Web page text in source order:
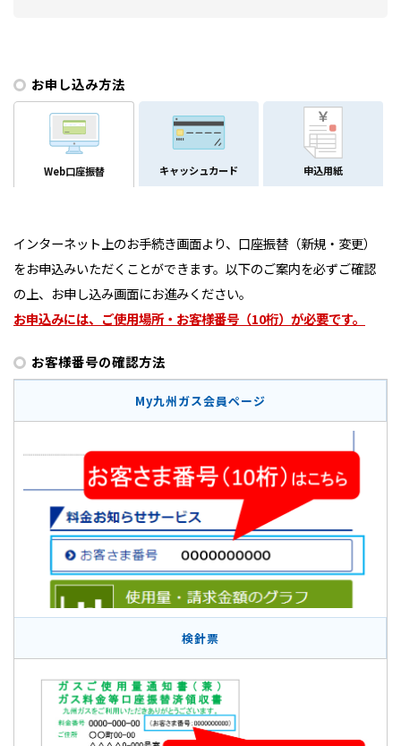
お申し込み方法
Web口座振替 キャッシュカード 申込用紙
インターネット上のお手続き画面より、口座振替（新規・変更）
をお申込みいただくことができます。 以下のご案内を必ずご確認
の上、お申し込み画面にお進みください。
お申込みには、ご使用場所・お客様番号（10桁）が必要です。
お客様番号の確認方法
My九州ガス会員ページ
検針票